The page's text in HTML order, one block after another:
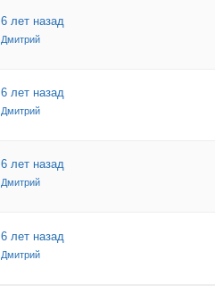
6 лет назад
Дмитрий
6 лет назад
Дмитрий
6 лет назад
Дмитрий
6 лет назад
Дмитрий